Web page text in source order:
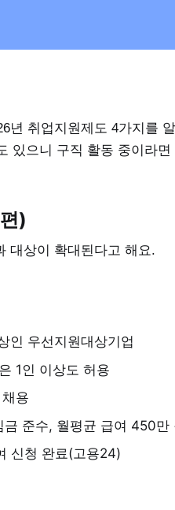
년 취업지원제도 4가지를
있으니 구직 활동 중이라
)
대상이 확대된다고 해요.
인 우선지원대상기업
1인 이상도 허용
용
준수, 월평균 급여 450만
신청 완료(고용24)